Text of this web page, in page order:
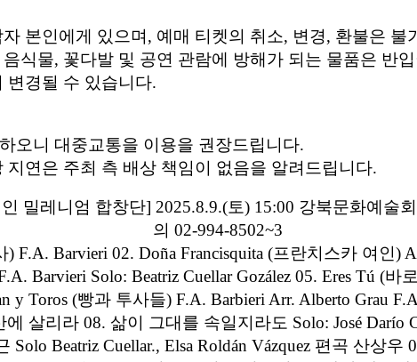
본인에게 있으며, 예매 티켓의 취소, 변경, 환불은 불
식물, 꽃다발 및 공연 관람에 방해가 되는 물품은 반
변경될 수 있습니다.
오니 대중교통을 이용을 권장드립니다.
연은 주최 측 배상 책임이 없음을 알려드립니다.